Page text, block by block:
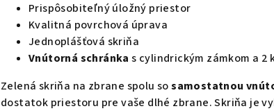
Prispôsobiteľný úložný priestor
Kvalitná povrchová úprava
Jednoplášťová skriňa
Vnútorná schránka s cylindrickým zámkom a 2
Zelená skriňa na zbrane spolu sosamostatnou
dostatok priestoru pre vaše dlhé zbrane. Skriňa je